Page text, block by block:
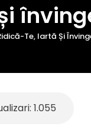
Te, Iartă Și
1.055